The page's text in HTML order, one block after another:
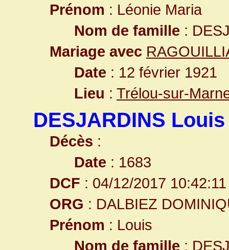
Prénom : Léonie Maria
Nom de famille :
Mariage avec
Date : 12 février 1921
Lieu : Trélou-sur-
DESJARDINS Louis
Décès :
Date : 1683
DCF : 04/12/2017 10:42:11
ORG : DALBIEZ
Prénom : Louis
Nom de famille :